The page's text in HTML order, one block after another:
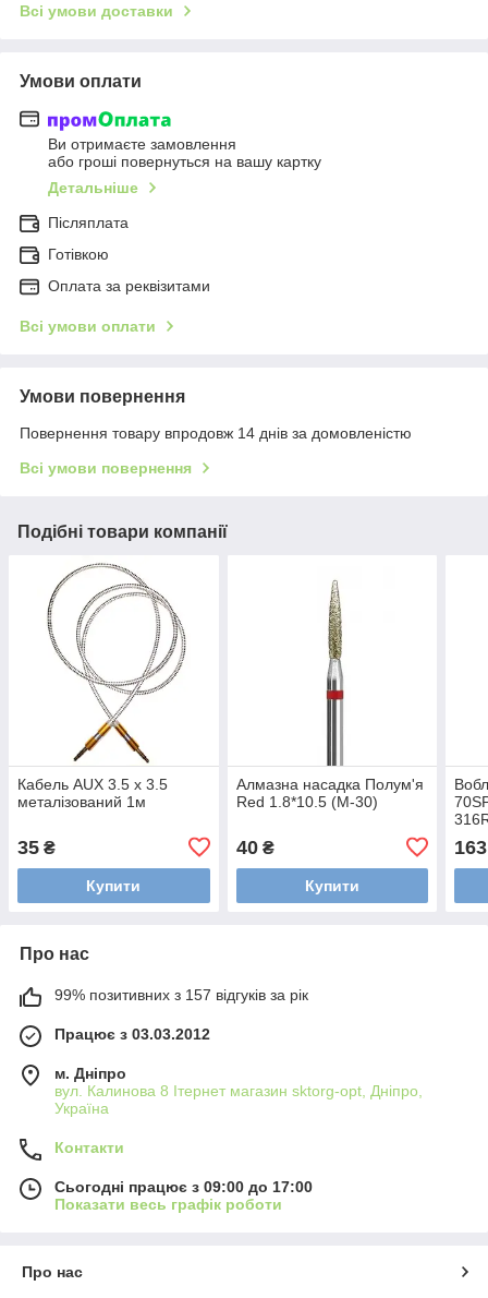
Всі умови доставки
Умови оплати
Ви отримаєте замовлення
або гроші повернуться на вашу картку
Детальніше
Післяплата
Готівкою
Оплата за реквізитами
Всі умови оплати
Умови повернення
Повернення товару впродовж 14 днів за домовленістю
Всі умови повернення
Подібні товари компанії
Кабель AUX 3.5 х 3.5
металізований 1м
35 ₴
Купити
Алмазна насадка Полум'я
Red 1.8*10.5 (М-30)
40₴
Купити
Про нас
99% позитивних з 157 відгуків за рік
Працює з 03.03.2012
м. Дніпро
вул. Калинова 8 Ітернет магазин sktorg-opt, Дніпро,
Україна
Контакти
Сьогодні працює з 09:00 до 17:00
Показати весь графік роботи
Про нас